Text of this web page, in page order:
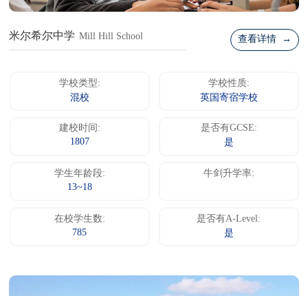
米尔希尔中学 Mill Hill School 查看详情 →
学校类型:
混校
学校性质:
英国寄宿学校
建校时间:
1807
是否有GCSE:
是
学生年龄段:
13~18
牛剑升学率:
在校学生数:
785
是否有A-Level:
是